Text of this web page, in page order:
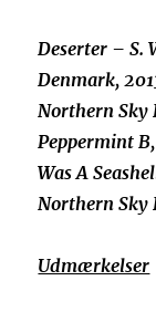
Deserter – S.
Denmark,
Northern Sky
Peppermint
Was A
Northern Sky
Udmærkelser